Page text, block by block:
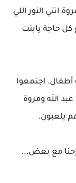
انتي النور اللي
كل حاجة يابنت
أطفال. اجتمعوا
الله ومروة
يلعبون.
إحنا مع بعض...